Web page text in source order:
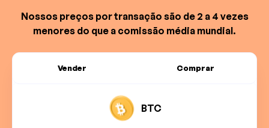
Nossos preços por transação são de 2 a 4 vezes
menores do que a comissão média mundial.
Vender Comprar
BTC